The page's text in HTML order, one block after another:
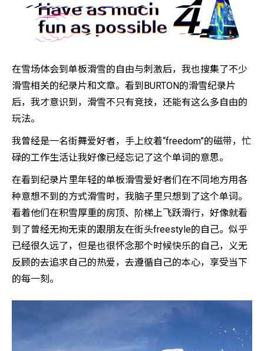
在雪场体会到单板滑雪的自由与刺激后，我也搜集了不少
滑雪相关的纪录片和文章。看到BURTON的滑雪纪录片
后，我才意识到，滑雪不只有竞技，还能有这么多自由的
玩法。
我曾经是一名街舞爱好者，手上纹着“freedom”的磁带，忙
碌的工作生活让我好像已经忘记了这个单词的意思。
在看到纪录片里年轻的单板滑雪爱好者们在不同地方用各
种意想不到的方式滑雪时，我脑子里只想到了这个单词。
看着他们在积雪厚重的房顶、阶梯上飞跃滑行，好像就看
到了曾经无拘无束的跟朋友在街头freestyle的自己。似乎
已经很久远了，但是也很怀念那个时候快乐的自己，义无
反顾的去追求自己的热爱，去遵循自己的本心，享受当下
的每一刻。